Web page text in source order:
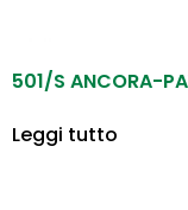
501/S ANCORA-
Leggi tutto